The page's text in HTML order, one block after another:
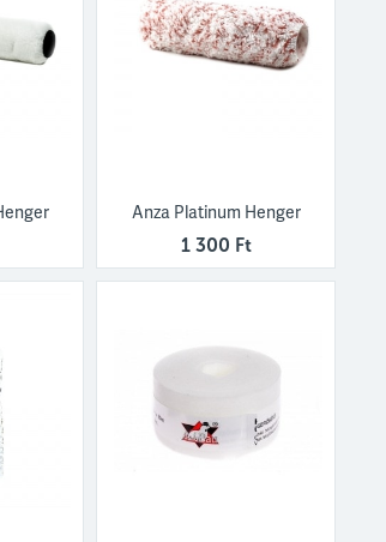
Anza Platinum Henger
1 300 Ft